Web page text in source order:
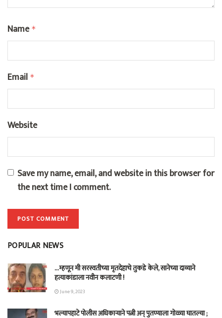
Name *
Email *
Website
Save my name, email, and website in this browser for
the next time I comment.
POPULAR NEWS
…म्हणून मी सरस्वतीच्या मृतदेहाचे तुकडे केले, सानेच्या दाव्याने
हत्याकांडाला नवीन कलाटणी !
June 9, 2023
भल्यापहाटे पोलीस अधिकाऱ्याने पत्नी अन् पुतण्याला गोळ्या घातल्या ;